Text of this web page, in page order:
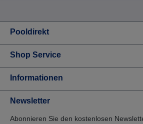
Pooldirekt
Shop Service
Informationen
Newsletter
Abonnieren Sie den kostenlosen